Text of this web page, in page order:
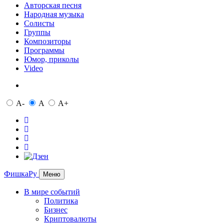
Авторская песня
Народная музыка
Солисты
Группы
Композиторы
Программы
Юмор, приколы
Video
A- A A+
ФишкаРу Меню
В мире событий
Политика
Бизнес
Криптовалюты